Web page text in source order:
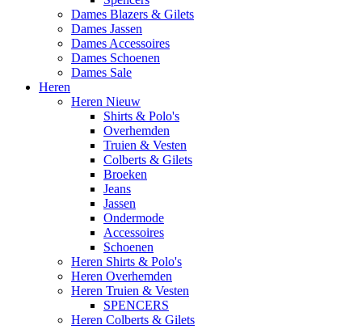
Dames Blazers & Gilets
Dames Jassen
Dames Accessoires
Dames Schoenen
Dames Sale
Heren
Heren Nieuw
Shirts & Polo's
Overhemden
Truien & Vesten
Colberts & Gilets
Broeken
Jeans
Jassen
Ondermode
Accessoires
Schoenen
Heren Shirts & Polo's
Heren Overhemden
Heren Truien & Vesten
SPENCERS
Heren Colberts & Gilets